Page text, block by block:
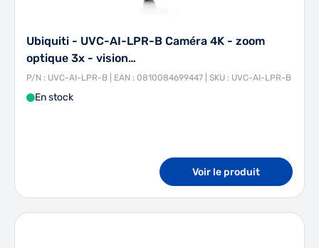
Ubiquiti - UVC-AI-LPR-B Caméra 4K - zoom
optique 3x - vision…
P/N : UVC-AI-LPR-B | EAN : 0810084699447 | SKU : UVC-AI-LPR-B
En stock
Voir le produit